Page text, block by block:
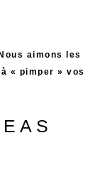
aimons les
« pimper » vos